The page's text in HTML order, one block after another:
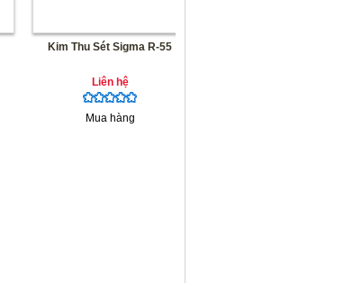
Kim Thu Sét Sigma R-55
Liên hệ
Mua hàng